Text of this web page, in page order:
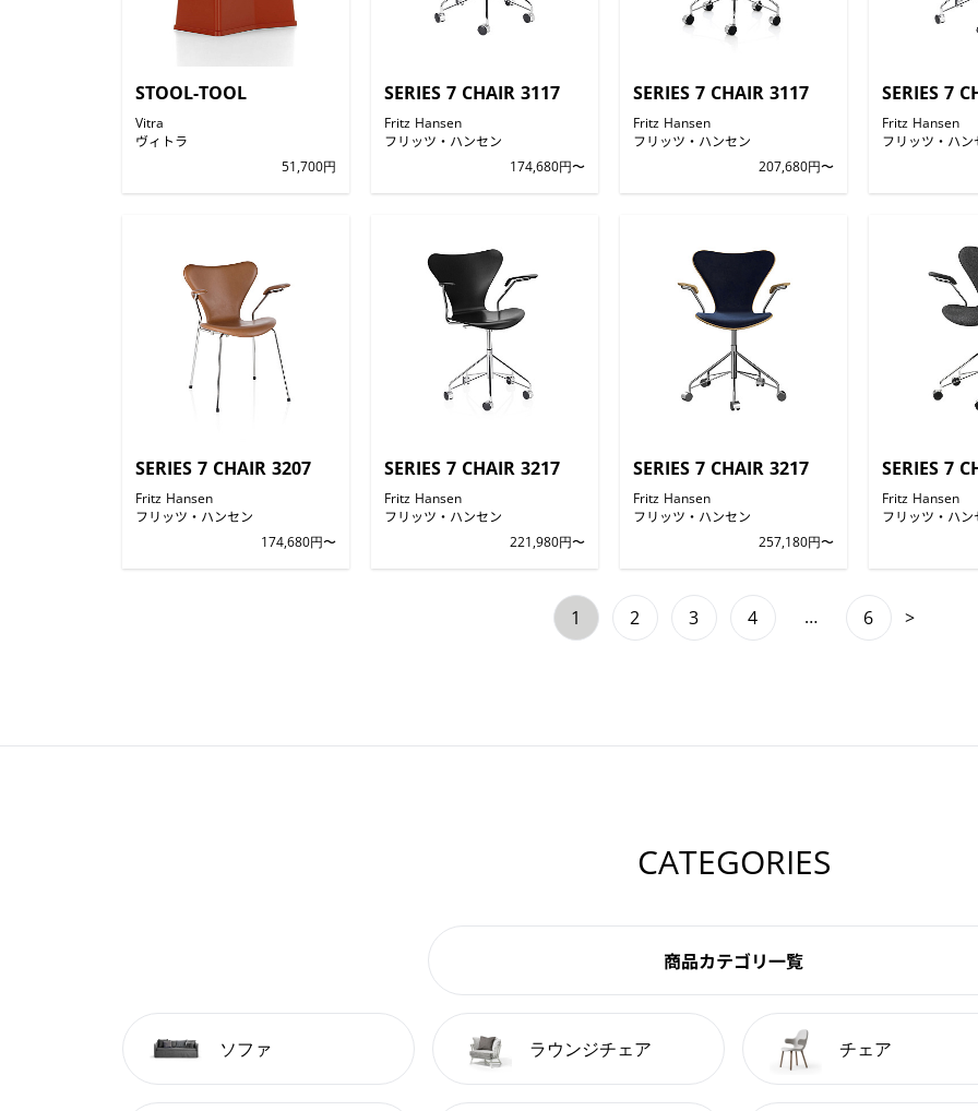
STOOL-TOOL
Vitra
ヴィトラ
51,700円
SERIES 7 CHAIR 3117
Fritz Hansen
フリッツ・ハンセン
174,680円〜
SERIES 7 CHAIR 3117
Fritz Hansen
フリッツ・ハンセン
207,680円〜
SERIES 7
Fritz Hansen
フリッツ・ハン
SERIES 7 CHAIR 3207
Fritz Hansen
フリッツ・ハンセン
174,680円〜
SERIES 7 CHAIR 3217
Fritz Hansen
フリッツ・ハンセン
221,980円〜
SERIES 7 CHAIR 3217
Fritz Hansen
フリッツ・ハンセン
257,180円〜
SERIES 7
Fritz Hansen
フリッツ・ハン
1 2 3 4 … 6 >
CATEGORIES
商品カテゴリ一覧
ソファ ラウンジチェア チェア